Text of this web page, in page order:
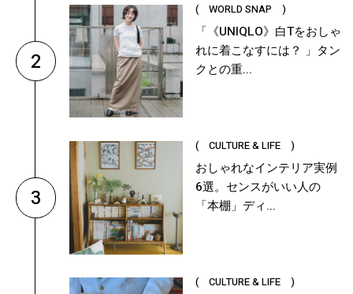
2
( WORLD SNAP )
「《UNIQLO》白Tをおしゃ
れに着こなすには？ 」タン
クとの重...
3
( CULTURE & LIFE )
おしゃれなインテリア実例
6選。センスがいい人の
「本棚」ディ...
( CULTURE & LIFE )